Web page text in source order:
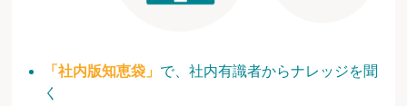
「社内版知恵袋」 で、社内有識者からナレッジを聞
く